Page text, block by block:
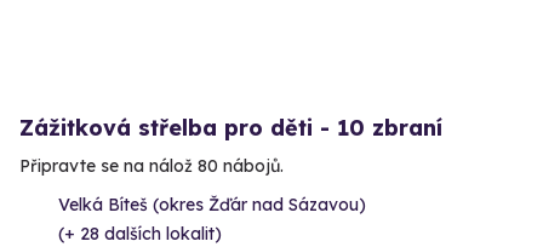
Zážitková střelba pro děti - 10 zbraní
Připravte se na nálož 80 nábojů.
Velká Bíteš (okres Žďár nad Sázavou)
(+ 28 dalších lokalit)